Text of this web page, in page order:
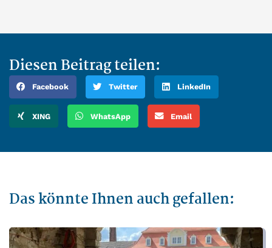
Diesen Beitrag teilen:
Facebook Twitter LinkedIn
XING WhatsApp Email
Das könnte Ihnen auch gefallen: